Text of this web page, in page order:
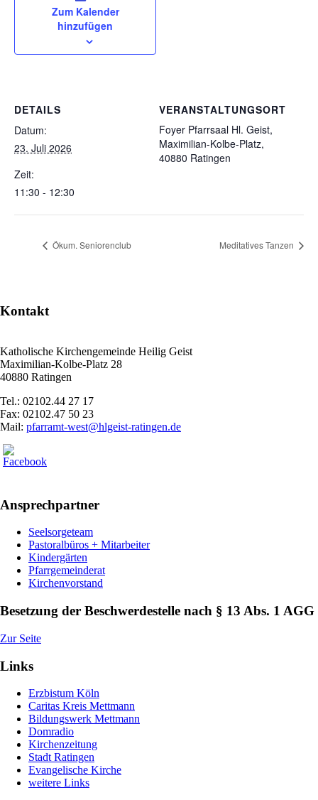
Zum Kalender
hinzufügen
DETAILS
Datum:
23. Juli 2026
Zeit:
11:30 - 12:30
VERANSTALTUNGSORT
Foyer Pfarrsaal Hl. Geist,
Maximilian-Kolbe-Platz,
40880 Ratingen
Ökum. Seniorenclub Meditatives Tanzen
Kontakt
Katholische Kirchengemeinde Heilig Geist
Maximilian-Kolbe-Platz 28
40880 Ratingen
Tel.: 02102.44 27 17
Fax: 02102.47 50 23
Mail: pfarramt-west@hlgeist-ratingen.de
Ansprechpartner
Seelsorgeteam
Pastoralbüros + Mitarbeiter
Kindergärten
Pfarrgemeinderat
Kirchenvorstand
Besetzung der Beschwerdestelle nach § 13 Abs. 1 AGG
Zur Seite
Links
Erzbistum Köln
Caritas Kreis Mettmann
Bildungswerk Mettmann
Domradio
Kirchenzeitung
Stadt Ratingen
Evangelische Kirche
weitere Links